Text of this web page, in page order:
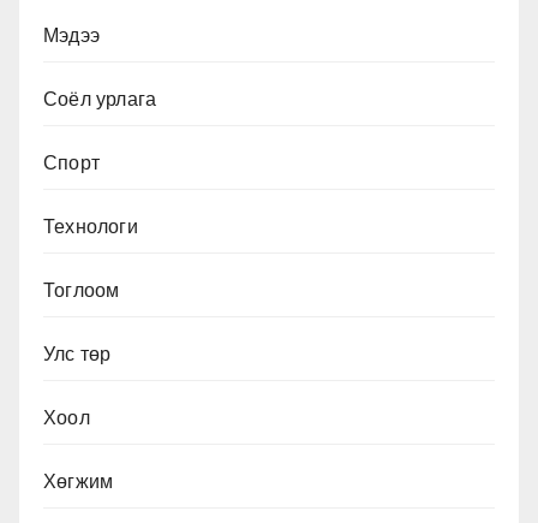
Мэдээ
Соёл урлага
Спорт
Технологи
Тоглоом
Улс төр
Хоол
Хөгжим